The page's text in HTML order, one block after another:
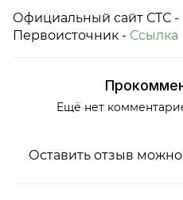
Официальный сайт СТС -
Первоисточник - Ссылка
Ещё нет
Оставить отзыв